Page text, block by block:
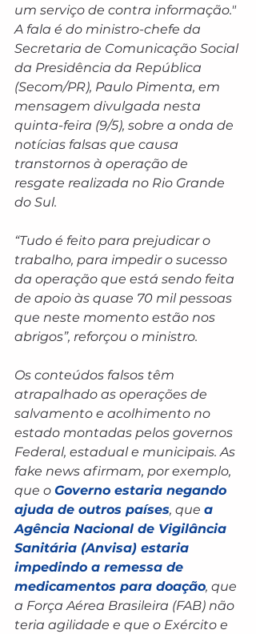
um serviço de contra informação."
A fala é do ministro-chefe da
Secretaria de Comunicação Social
da Presidência da República
(Secom/PR), Paulo Pimenta, em
mensagem divulgada nesta
quinta-feira (9/5), sobre a onda de
notícias falsas que causa
transtornos à operação de
resgate realizada no Rio Grande
do Sul.
“Tudo é feito para prejudicar o
trabalho, para impedir o sucesso
da operação que está sendo feita
de apoio às quase 70 mil pessoas
que neste momento estão nos
abrigos”, reforçou o ministro.
Os conteúdos falsos têm
atrapalhado as operações de
salvamento e acolhimento no
estado montadas pelos governos
Federal, estadual e municipais. As
fake news afirmam, por exemplo,
que o Governo estaria negando
ajuda de outros países, que a
Agência Nacional de Vigilância
Sanitária (Anvisa) estaria
impedindo a remessa de
medicamentos para doação, que
a Força Aérea Brasileira (FAB) não
teria agilidade e que o Exército e